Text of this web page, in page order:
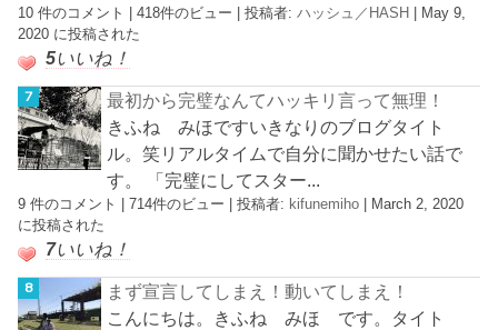
10 件のコメント |418件のビュー |投稿者:ハッシュ／HASH | May 9,
2020 に投稿された
5いいね！
最初から完璧なんてハッキリ言って無理！
きふね みほですいきなりのブログタイト
ル。笑リアルタイムで自分に聞かせたい話で
す。 「完璧にしてスター...
9 件のコメント |714件のビュー |投稿者: kifunemiho
March 2, 2020
に投稿された
7いいね！
まず宣言してしまえ！動いてしまえ！
こんにちは。きふね みほ です。タイト